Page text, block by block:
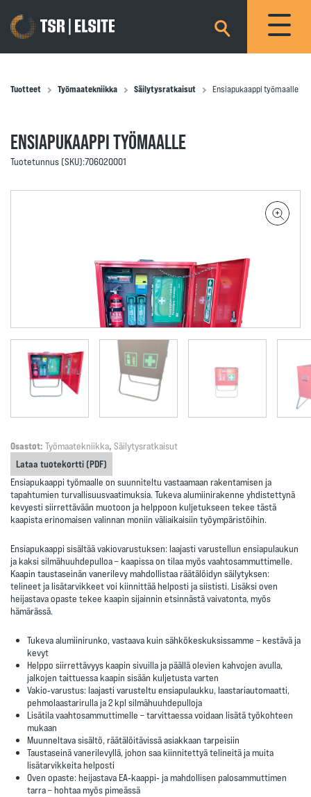
×
Tuotteet Työmaatekniikka Säilytysratkaisut Ensiapukaappi työmaalle
ENSIAPUKAAPPI TYÖMAALLE
Tuotetunnus (SKU):706020001
Ensiapukaappi työmaalle on suunniteltu vastaamaan rakentamisen ja
tapahtumien turvallisuusvaatimuksia. Tukeva alumiinirakenne yhdistettynä
kevyesti siirrettävään muotoon ja helppoon kuljetukseen tekee tästä
kaapista erinomaisen valinnan moniin väliaikaisiin työympäristöihin.
Ensiapukaappi sisältää vakiovarustuksen: laajasti varustellun ensiapulaukun
ja kaksi silmähuuhdepulloa – kaapissa on tilaa myös vaahtosammuttimelle.
Kaapin taustaseinän vanerilevy mahdollistaa räätälöidyn säilytyksen:
telineet ja lisätarvikkeet voi kiinnittää helposti ja siististi. Lisäksi oven
heijastava opaste tekee kaapin sijainnin etsinnästä vaivatonta, myös
hämärässä.
Tukeva alumiinirunko, vastaava kuin sähkökeskuksissamme – kestävä ja
kevyt
Helppo siirrettävyyskaapin sivuilla ja päällä olevien kahvojen avulla,
jalkojen taittuessa kaapin sisään kuljetusta varten
Vakio‑varustus: laajasti varusteltu ensiapulaukku, laastariautomaatti,
pehmolaastarirulla ja 2 kpl silmähuuhdepulloja
Lisätila vaahtosammuttimelle – tarvittaessa voidaan lisätä työkohteen
mukaan
Muunneltava sisältö, räätälöitävissä asiakkaan tarpeisiin
Taustaseinä vanerilevyllä, johon saa kiinnitettyä telineitä ja muita
lisätarvikkeita helposti
Oven opaste: heijastava EA‑kaappi‑ ja mahdollisen palosammuttimen
tarra – hohtaa myös pimeässä
Osastot: Työmaatekniikka, Säilytysratkaisut
Lataa tuotekortti (PDF)